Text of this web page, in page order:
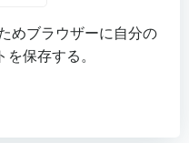
めブラウザーに自分の
保存する。